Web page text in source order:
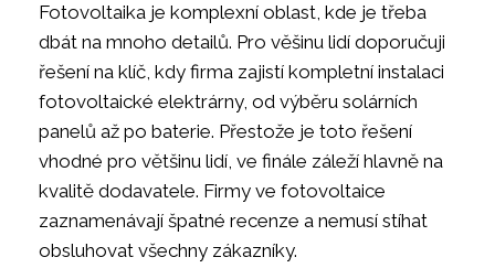
Fotovoltaika je komplexní oblast, kde je třeba
dbát na mnoho detailů. Pro věšinu lidí doporučuji
řešení na klíč, kdy firma zajistí kompletní instalaci
fotovoltaické elektrárny, od výběru solárních
panelů až po baterie. Přestože je toto řešení
vhodné pro většinu lidí, ve finále záleží hlavně na
kvalitě dodavatele. Firmy ve fotovoltaice
zaznamenávají špatné recenze a nemusí stíhat
obsluhovat všechny zákazníky.